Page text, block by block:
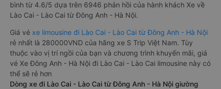
bình từ 4.6/5 dựa trên 6946 phản hồi của hành khách Xe về
Lào Cai - Lào Cai từ Đông Anh - Hà Nội.
Giá vé xe limousine đi Lào Cai - Lào Cai từ Đông Anh - Hà Nội
rẻ nhất là 280000VND của hãng xe S Trip Việt Nam. Tùy
thuộc vào vị trí ngồi của bạn và chương trình khuyến mãi, giá
vé Xe Đông Anh - Hà Nội đi Lào Cai - Lào Cai limousine này có
thể sẽ rẻ hơn
Dòng xe đi Lào Cai - Lào Cai từ Đông Anh - Hà Nội giường